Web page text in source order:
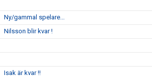
Ny/gammal spelare...
Nilsson blir kvar !
Isak är kvar !!